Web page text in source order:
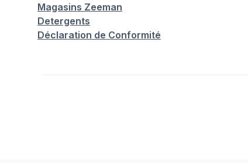
Magasins Zeeman
Detergents
Déclaration de Conformité